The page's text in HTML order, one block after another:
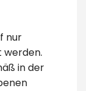
nur
in der